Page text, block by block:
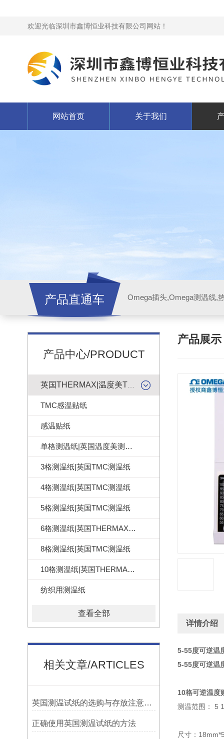
欢迎光临深圳市鑫博恒业科技有限公司网站！
网站首页 关于我们
产品直通车
产品中心/PRODUCT
TMC感温贴纸
感温贴纸
单格测温纸|英国温度美测温纸
3格测温纸|英国TMC测温纸
4格测温纸|英国TMC测温纸
5格测温纸|英国TMC测温纸
6格测温纸|英国THERMAX测温纸
8格测温纸|英国TMC测温纸
10格测温纸|英国THERMAX测温纸
纺织用测温纸
查看全部
相关文章/ARTICLES
英国测温试纸的选购与存放注意事项
正确使用英国测温试纸的方法
产品展示
详情介绍
5-55度可逆温
5-55度可逆温
10格可逆温度
测温范围： 5
尺寸：